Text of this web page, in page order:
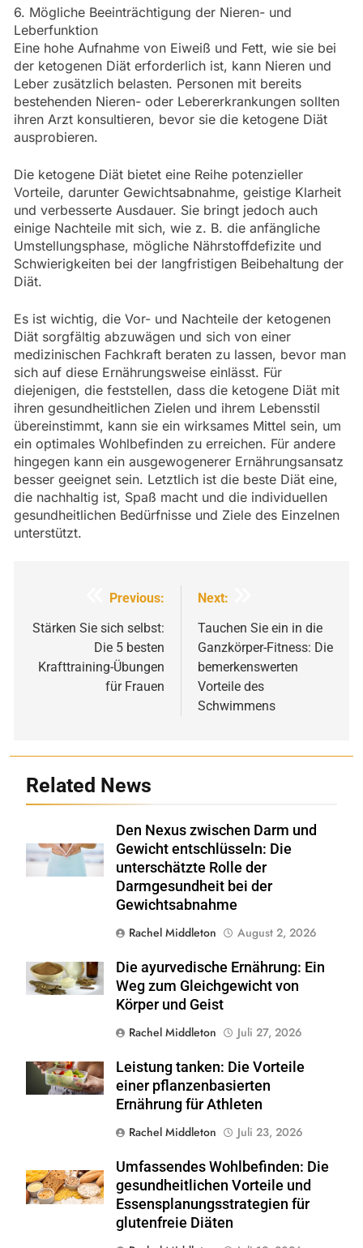
6. Mögliche Beeinträchtigung der Nieren- und
Leberfunktion
Eine hohe Aufnahme von Eiweiß und Fett, wie sie bei
der ketogenen Diät erforderlich ist, kann Nieren und
Leber zusätzlich belasten. Personen mit bereits
bestehenden Nieren- oder Lebererkrankungen sollten
ihren Arzt konsultieren, bevor sie die ketogene Diät
ausprobieren.
Die ketogene Diät bietet eine Reihe potenzieller
Vorteile, darunter Gewichtsabnahme, geistige Klarheit
und verbesserte Ausdauer. Sie bringt jedoch auch
einige Nachteile mit sich, wie z. B. die anfängliche
Umstellungsphase, mögliche Nährstoffdefizite und
Schwierigkeiten bei der langfristigen Beibehaltung der
Diät.
Es ist wichtig, die Vor- und Nachteile der ketogenen
Diät sorgfältig abzuwägen und sich von einer
medizinischen Fachkraft beraten zu lassen, bevor man
sich auf diese Ernährungsweise einlässt. Für
diejenigen, die feststellen, dass die ketogene Diät mit
ihren gesundheitlichen Zielen und ihrem Lebensstil
übereinstimmt, kann sie ein wirksames Mittel sein, um
ein optimales Wohlbefinden zu erreichen. Für andere
hingegen kann ein ausgewogenerer Ernährungsansatz
besser geeignet sein. Letztlich ist die beste Diät eine,
die nachhaltig ist, Spaß macht und die individuellen
gesundheitlichen Bedürfnisse und Ziele des Einzelnen
unterstützt.
Beitragsnavigation
Previous:
Stärken Sie sich selbst:
Die 5 besten
Krafttraining-Übungen
für Frauen
Next:
Tauchen Sie ein in die
Ganzkörper-Fitness: Die
bemerkenswerten
Vorteile des
Schwimmens
Related News
Shutterstock
Den Nexus zwischen Darm und
Gewicht entschlüsseln: Die
unterschätzte Rolle der
Darmgesundheit bei der
Gewichtsabnahme
Rachel Middleton
August 2, 2026
Shutterstock
Die ayurvedische Ernährung: Ein
Weg zum Gleichgewicht von
Körper und Geist
Rachel Middleton
Juli 27, 2026
Shutterstock
Leistung tanken: Die Vorteile
einer pflanzenbasierten
Ernährung für Athleten
Rachel Middleton
Juli 23, 2026
Shutterstock
Umfassendes Wohlbefinden: Die
gesundheitlichen Vorteile und
Essensplanungsstrategien für
glutenfreie Diäten